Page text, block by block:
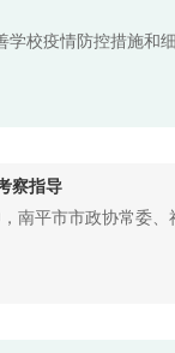
学校疫情防控措施和
察指导
南平市市政协常委、